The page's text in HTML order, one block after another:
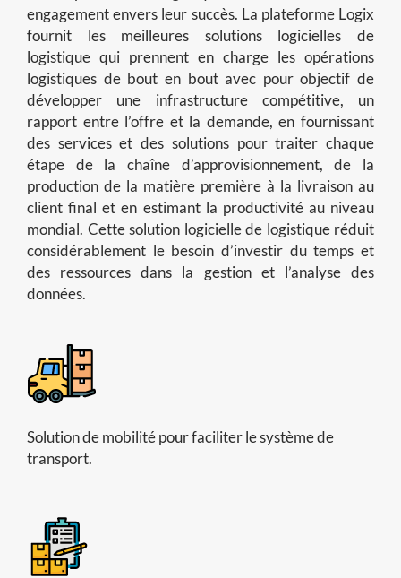
engagement envers leur succès. La plateforme Logix
fournit les meilleures solutions logicielles de
logistique qui prennent en charge les opérations
logistiques de bout en bout avec pour objectif de
développer une infrastructure compétitive, un
rapport entre l’offre et la demande, en fournissant
des services et des solutions pour traiter chaque
étape de la chaîne d’approvisionnement, de la
production de la matière première à la livraison au
client final et en estimant la productivité au niveau
mondial. Cette solution logicielle de logistique réduit
considérablement le besoin d’investir du temps et
des ressources dans la gestion et l’analyse des
données.
Solution de mobilité pour faciliter le système de
transport.